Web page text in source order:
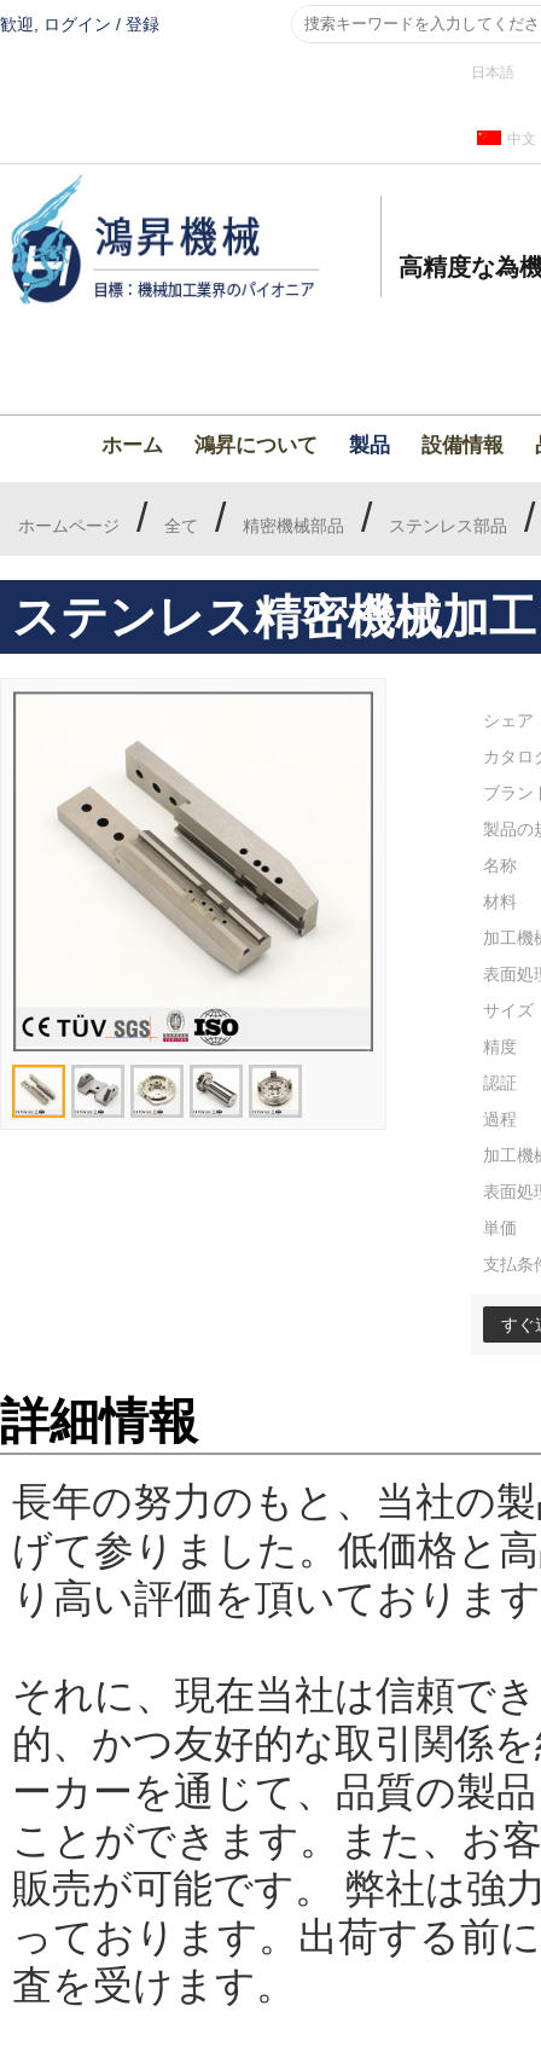
歓迎, ログイン / 登録
日本語
中文
高精度な為
ホーム 鴻昇について 製品 設備情報
ホームページ / 全て / 精密機械部品 / ステンレス部品
ステンレス精密機械加工
シェア
カタロ
ブラン
製品の
名称
材料
加工機
表面処
サイズ
精度
認証
過程
加工機
表面処
単価
支払条
すぐ
詳細情報
長年の努力のもと、当社の
げて参りました。低価格と
り高い評価を頂いておりま
それに、現在当社は信頼で
的、かつ友好的な取引関係
ーカーを通じて、品質の製
ことができます。また、お
販売が可能です。 弊社は強
っております。出荷する前
査を受けます。